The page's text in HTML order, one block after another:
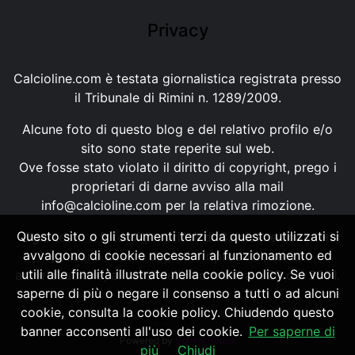
Privacy
Calcioline.com è testata giornalistica registrata presso
il Tribunale di Rimini n. 1289/2009.
Alcune foto di questo blog e del relativo profilo e/o
sito sono state reperite sul web.
Ove fosse stato violato il diritto di copyright, prego i
proprietari di darne avviso alla mail
info@calcioline.com per la relativa rimozione.
Ogni testo e foto di proprietà di Calcioline.com non
possono essere copiati o riprodotti, senza
autorizzazione, ai sensi della normativa n.29 del 2001.
Powered by SpheraHouse
Questo sito o gli strumenti terzi da questo utilizzati si
avvalgono di cookie necessari al funzionamento ed
utili alle finalità illustrate nella cookie policy. Se vuoi
saperne di più o negare il consenso a tutti o ad alcuni
cookie, consulta la cookie policy. Chiudendo questo
banner acconsenti all'uso dei cookie. Per saperne di
più
Chiudi